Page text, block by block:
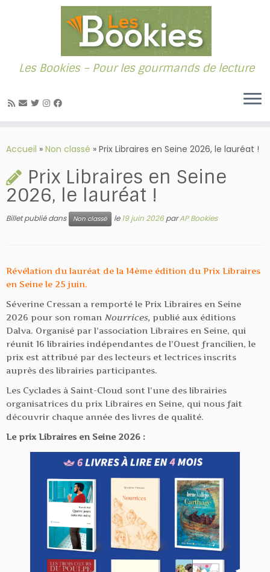
au
Les Bookies – Pour les gourmands de lecture
Accueil » Non classé » Prix Libraires en Seine 2026, le lauréat !
Prix Libraires en Seine
2026, le lauréat !
Billet publié dans Non classé le19 juin 2026parAP Bookies
Révélation du lauréat de la 14ème édition du Prix Libraires
en Seine le 25 juin.
Séverine Cressan a remporté le Prix Libraires en Seine
2026 pour son roman Nourrices, publié aux éditions
Dalva. Organisé par l’association Libraires en Seine, qui
réunit 16 librairies indépendantes de l’Ouest francilien, le
prix est attribué par des lecteurs et lectrices inscrits
auprès des librairies participantes.
Les Cyclades à Saint-Cloud sont l’une des librairies
organisatrices du prix Libraires en Seine, qui nous fait
découvrir chaque année des livres de qualité.
Le prix Libraires en Seine 2026 :